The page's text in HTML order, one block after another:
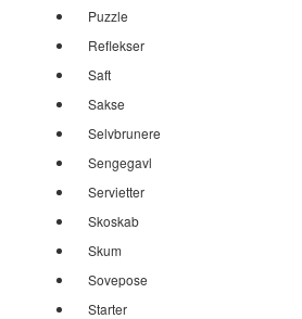
Puzzle
Reflekser
Saft
Sakse
Selvbrunere
Sengegavl
Servietter
Skoskab
Skum
Sovepose
Starter